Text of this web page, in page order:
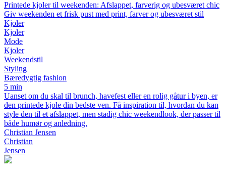
Printede kjoler til weekenden: Afslappet, farverig og ubesværet chic
Giv weekenden et frisk pust med print, farver og ubesværet stil
Kjoler
Kjoler
Mode
Kjoler
Weekendstil
Styling
Bæredygtig fashion
5 min
Uanset om du skal til brunch, havefest eller en rolig gåtur i byen, er
den printede kjole din bedste ven. Få inspiration til, hvordan du kan
style den til et afslappet, men stadig chic weekendlook, der passer til
både humør og anledning.
Christian Jensen
Christian
Jensen